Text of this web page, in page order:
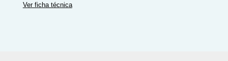
Ver ficha técnica